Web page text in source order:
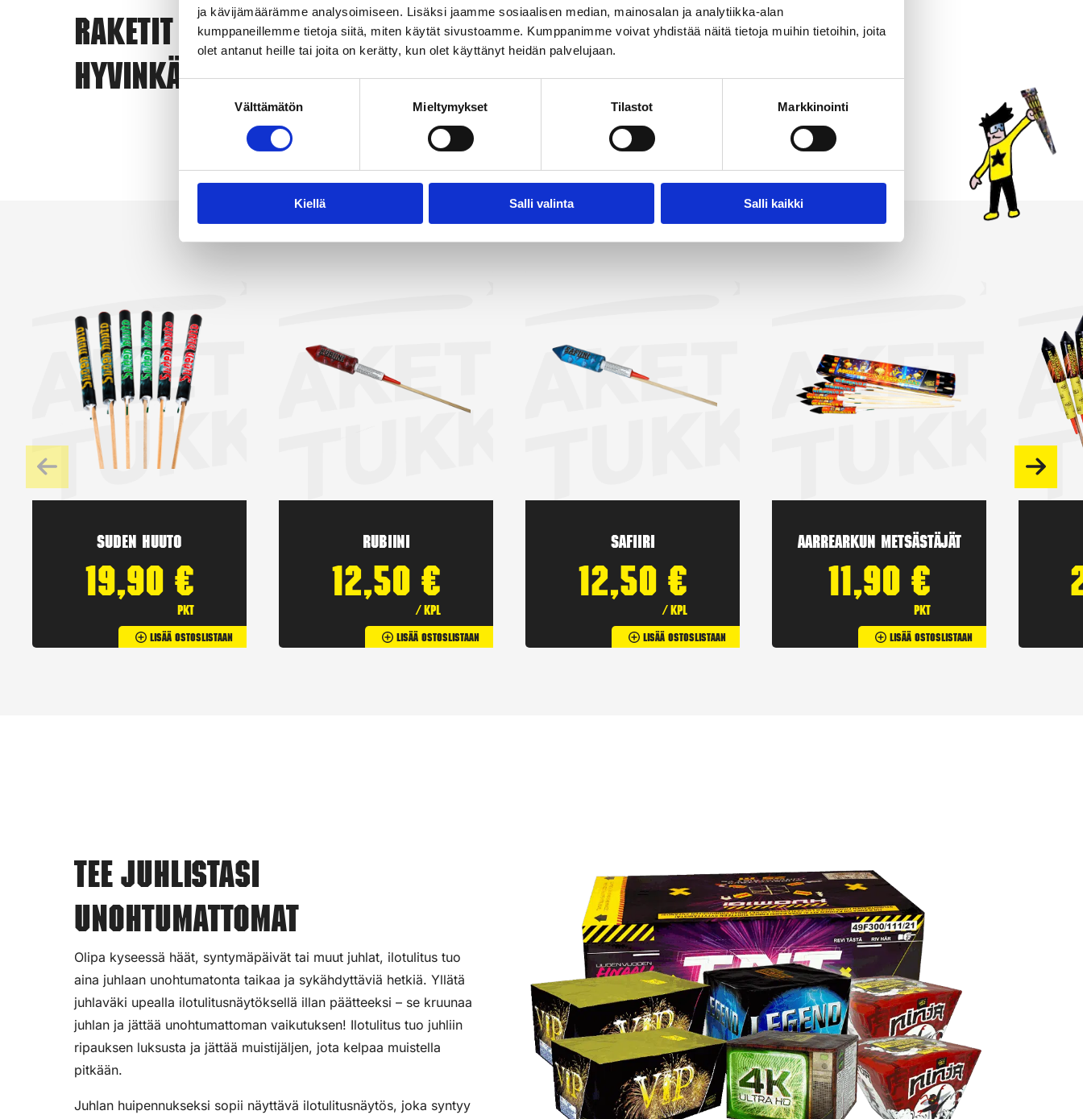
ja kävijämäärämme analysoimiseen. Lisäksi jaamme sosiaalisen median, mainosalan ja analytiikka-alan
kumppaneillemme tietoja siitä, miten käytät sivustoamme. Kumppanimme voivat yhdistää näitä tietoja muihin tietoihin, joita
olet antanut heille tai joita on kerätty, kun olet käyttänyt heidän palvelujaan.
Suostumuksen
Välttämätön Mieltymykset Tilastot Markkinointi
Kiellä Salli valinta Salli kaikki
Raketit
Hyvinkää
Raketitovat klassisiailotulitteita. Rakettipaketit tarjoavat useita raketteja, joissa on
erilaisia efektejä, luoden taivaalle upean värien ja muotojen kirjon. Jokainen raketti
yksittäisiä raketteja, joista olemme poimineet myyntiin näyttävimmät ja suurimmat raketit.
Kun etsit raketteja Hyvinkään alueelta on Rakettitukku sinun valintasi!
Suden huuto
19,90 €
pkt
Lisää Ostoslistaan
Rubiini
12,50 €
/ kpl
Lisää Ostoslistaan
Safiiri
12,50 €
/ kpl
Lisää Ostoslistaan
Aarrearkun Metsästäjät
11,90 €
pkt
Lisää Ostoslistaan
Tee juhlistasi
unohtumattomat
Olipa kyseessä häät, syntymäpäivät tai muut juhlat, ilotulitus tuo
aina juhlaan unohtumatonta taikaa ja sykähdyttäviä hetkiä. Yllätä
juhlaväki upealla ilotulitusnäytöksellä illan päätteeksi – se kruunaa
juhlan ja jättää unohtumattoman vaikutuksen! Ilotulitus tuo juhliin
ripauksen luksusta ja jättää muistijäljen, jota kelpaa muistella
pitkään.
Juhlan huipennukseksi sopii näyttävä ilotulitusnäytös, joka syntyy